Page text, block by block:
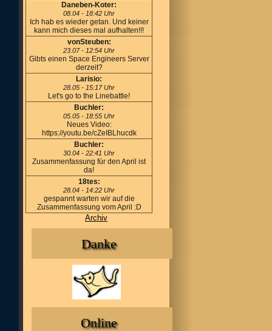
Daneben-Koter:
08.04 - 18:42 Uhr
Ich hab es wieder getan. Und keiner
kann mich dieses mal aufhalten!!!
vonSteuben:
23.07 - 12:54 Uhr
Gibts einen Space Engineers Server
derzeit?
Larisio:
28.05 - 15:17 Uhr
Let's go to the Linebattle!
Buchler:
05.05 - 18:55 Uhr
Neues Video:
https://youtu.be/cZeIBLhucdk
Buchler:
30.04 - 22:41 Uhr
Zusammenfassung für den April ist
da!
18tes:
28.04 - 14:22 Uhr
gespannt warten wir auf die
Zusammenfassung vom April :D
Archiv
Danke
Online